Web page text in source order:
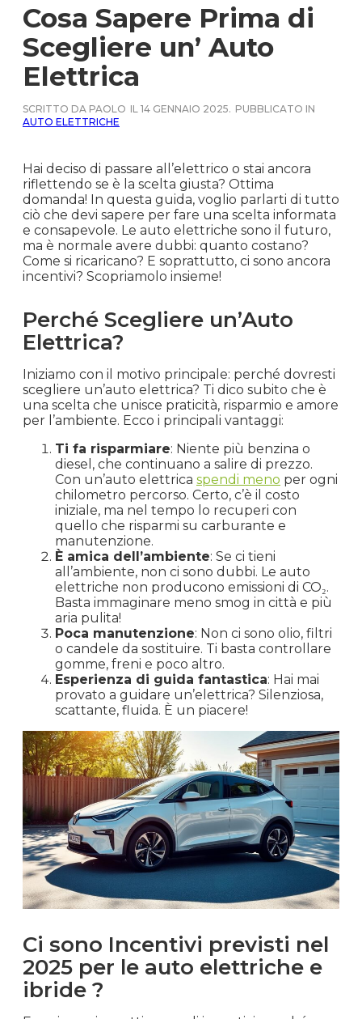
Cosa Sapere Prima di
Scegliere un’ Auto
Elettrica
SCRITTO DA PAOLO IL 14 GENNAIO 2025. PUBBLICATO IN
AUTO ELETTRICHE
Hai deciso di passare all’elettrico o stai ancora
riflettendo se è la scelta giusta? Ottima
domanda! In questa guida, voglio parlarti di tutto
ciò che devi sapere per fare una scelta informata
e consapevole. Le auto elettriche sono il futuro,
ma è normale avere dubbi: quanto costano?
Come si ricaricano? E soprattutto, ci sono ancora
incentivi? Scopriamolo insieme!
Perché Scegliere un’Auto
Elettrica?
Iniziamo con il motivo principale: perché dovresti
scegliere un’auto elettrica? Ti dico subito che è
una scelta che unisce praticità, risparmio e amore
per l’ambiente. Ecco i principali vantaggi:
Ti fa risparmiare: Niente più benzina o
diesel, che continuano a salire di prezzo.
Con un’auto elettrica spendi meno per ogni
chilometro percorso. Certo, c’è il costo
iniziale, ma nel tempo lo recuperi con
quello che risparmi su carburante e
manutenzione.
È amica dell’ambiente: Se ci tieni
all’ambiente, non ci sono dubbi. Le auto
elettriche non producono emissioni di CO₂.
Basta immaginare meno smog in città e più
aria pulita!
Poca manutenzione: Non ci sono olio, filtri
o candele da sostituire. Ti basta controllare
gomme, freni e poco altro.
Esperienza di guida fantastica: Hai mai
provato a guidare un’elettrica? Silenziosa,
scattante, fluida. È un piacere!
Ci sono Incentivi previsti nel
2025 per le auto elettriche e
ibride ?